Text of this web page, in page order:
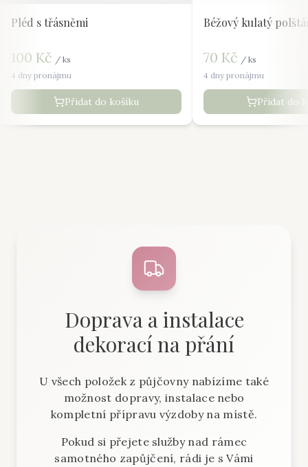
Pléd s třásněmi
100 Kč / ks
4 dny pronájmu
Přidat do košíku
Béžový kulatý
70 Kč / ks
4 dny pronájmu
Přidat do
Doprava a instalace
dekorací na přání
U všech položek z půjčovny nabízíme také
možnost dopravy, instalace nebo
kompletní přípravu výzdoby na místě.
Pokud si přejete služby nad rámec
samotného zapůjčení, rádi je s Vámi